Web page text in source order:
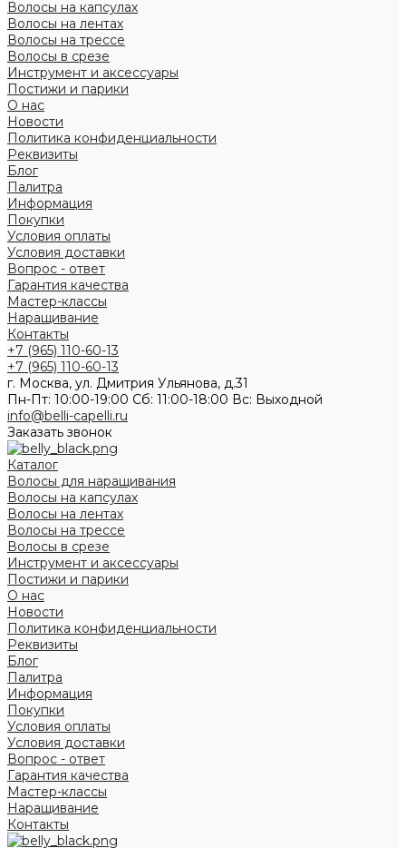
Волосы на капсулах
Волосы на лентах
Волосы на трессе
Волосы в срезе
Инструмент и аксессуары
Постижи и парики
О нас
Новости
Политика конфиденциальности
Реквизиты
Блог
Палитра
Информация
Покупки
Условия оплаты
Условия доставки
Вопрос - ответ
Гарантия качества
Мастер-классы
Наращивание
Контакты
+7 (965) 110-60-13
+7 (965) 110-60-13
г. Москва, ул. Дмитрия Ульянова, д.31
Пн-Пт: 10:00-19:00 Cб: 11:00-18:00 Вс: Выходной
info@belli-capelli.ru
Заказать звонок
Каталог
Волосы для наращивания
Волосы на капсулах
Волосы на лентах
Волосы на трессе
Волосы в срезе
Инструмент и аксессуары
Постижи и парики
О нас
Новости
Политика конфиденциальности
Реквизиты
Блог
Палитра
Информация
Покупки
Условия оплаты
Условия доставки
Вопрос - ответ
Гарантия качества
Мастер-классы
Наращивание
Контакты